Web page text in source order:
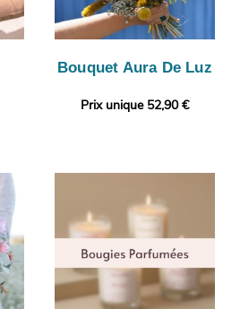
Bouquet Aura De Luz
Prix unique 52,90 €